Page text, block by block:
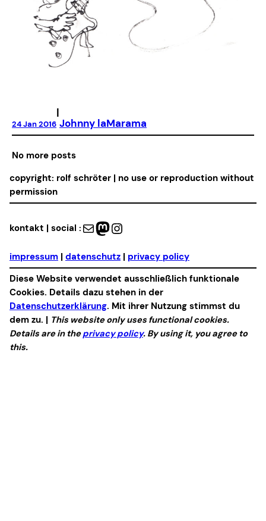
24 Jan 2016
|
Johnny laMarama
No more posts
copyright: rolf schröter | no use or reproduction without
permission
kontakt | social : Mail Mastodon Instagram
impressum | datenschutz | privacy policy
Diese Website verwendet ausschließlich funktionale
Cookies. Details dazu stehen in der
Datenschutzerklärung. Mit ihrer Nutzung stimmst du
dem zu. | This website only uses functional cookies.
Details are in theprivacy policy. By using it, you agree to
this.